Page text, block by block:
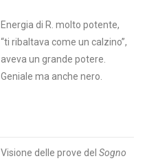
Energia di R. molto potente,
“ti ribaltava come un calzino”,
aveva un grande potere.
Geniale ma anche nero.
Visione delle prove del Sogno